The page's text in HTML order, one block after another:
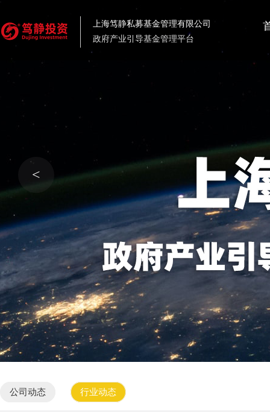
上海笃静私募基金管理有限公司
政府产业引导基金管理平台
<
公司动态 行业动态